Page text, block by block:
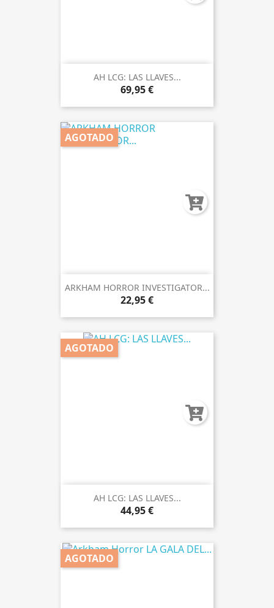
AH LCG: LAS LLAVES...
69,95 €
ARKHAM HORROR INVESTIGATOR...
22,95 €
AGOTADO
AH LCG: LAS LLAVES...
44,95 €
AGOTADO
AGOTADO